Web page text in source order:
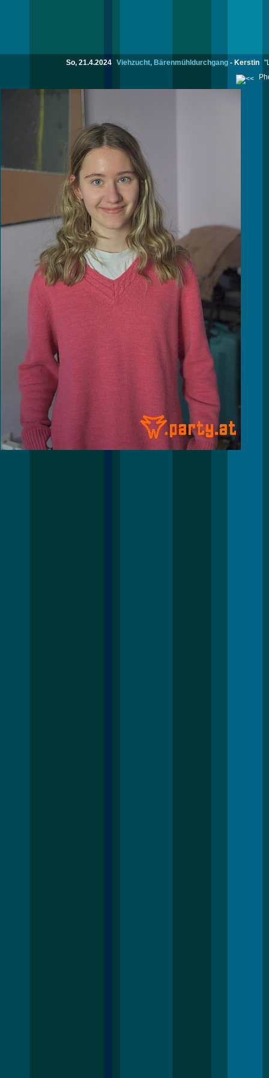
So, 21.4.2024 Viehzucht, Bärenmühldurchgang - Kerstin